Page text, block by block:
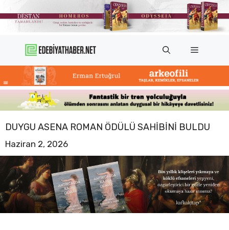
atla
Menü
DUYGU ASENA ROMAN ÖDÜLÜ SAHIBINI BULDU
Haziran 2, 2026